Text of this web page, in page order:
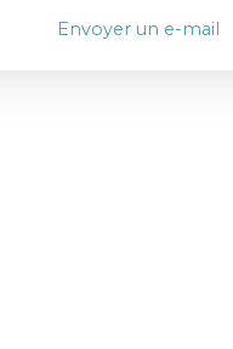
Envoyer un e-mail